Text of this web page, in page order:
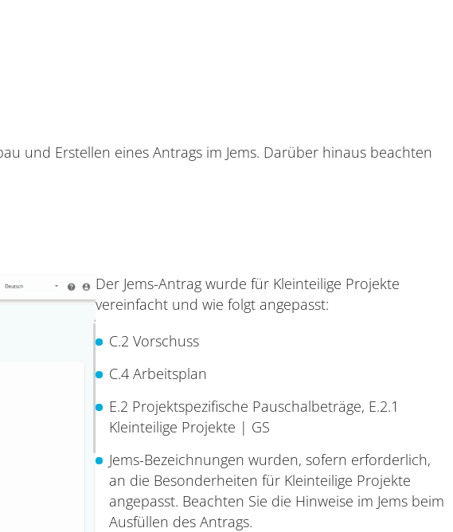
und Erstellen eines Antrags im Jems. Darüber hinaus beachten
Der Jems-Antrag wurde für Kleinteilige Projekte
vereinfacht und wie folgt angepasst:
C.2 Vorschuss
C.4 Arbeitsplan
E.2 Projektspezifische Pauschalbeträge, E.2.1
Kleinteilige Projekte | GS
Jems-Bezeichnungen wurden, sofern erforderlich,
an die Besonderheiten für Kleinteilige Projekte
angepasst. Beachten Sie die Hinweise im Jems beim
Ausfüllen des Antrags.